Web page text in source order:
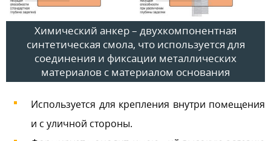
Химический анкер – двухкомпонентная
синтетическая смола, что используется для
соединения и фиксации металлических
материалов с материалом основания
Используется для крепления внутри помещения
и с уличной стороны.